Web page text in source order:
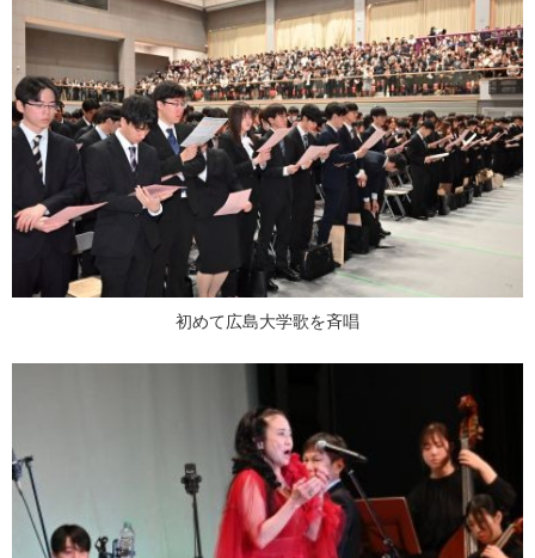
初めて広島大学歌を斉唱